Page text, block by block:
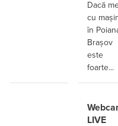
Dacă
cu
în
Brașov
este
foarte...
LIVE